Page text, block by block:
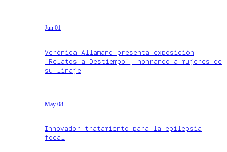
Jun 01
Verónica Allamand presenta exposición
“Relatos a Destiempo”, honrando a mujeres de
su linaje
May 08
Innovador tratamiento para la epilepsia
focal